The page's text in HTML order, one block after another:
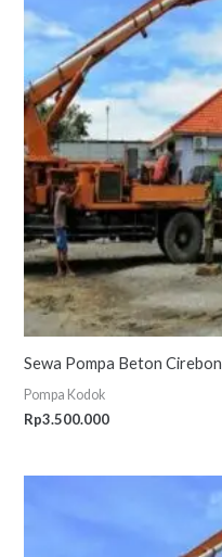
Sewa Pompa Beton Cirebon
Pompa Kodok
Rp3.500.000